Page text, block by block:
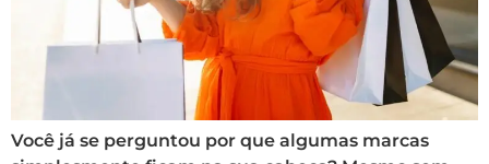
Você já se perguntou por que algumas marcas